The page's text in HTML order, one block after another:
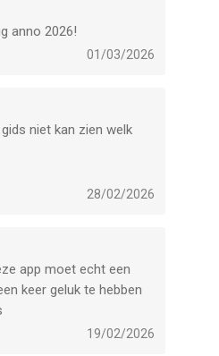
anno 2026!
01/03/2026
niet kan zien welk
snel opgelost zou
Vreemd verhaal als de
28/02/2026
app moet echt een
keer geluk te hebben
19/02/2026